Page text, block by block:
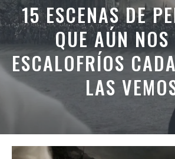
15 ESCENAS DE
QUE AÚN
ESCALOFRÍOS
LAS